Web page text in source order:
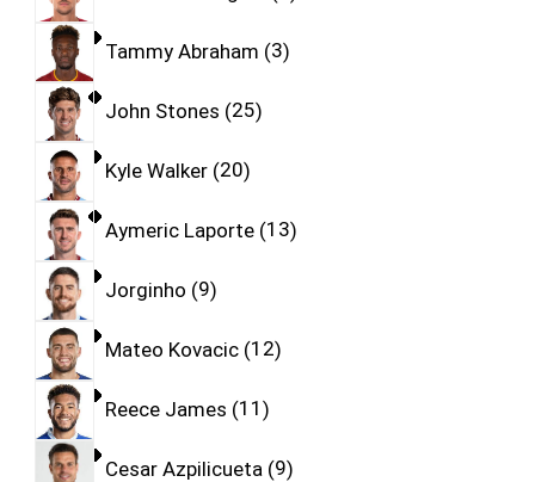
Tammy Abraham 3
John Stones 25
Kyle Walker 20
Aymeric Laporte 13
Jorginho 9
Mateo Kovacic 12
Reece James 11
Cesar Azpilicueta 9